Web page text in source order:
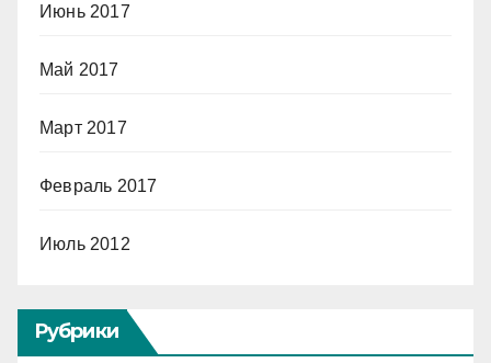
Июнь 2017
Май 2017
Март 2017
Февраль 2017
Июль 2012
Рубрики